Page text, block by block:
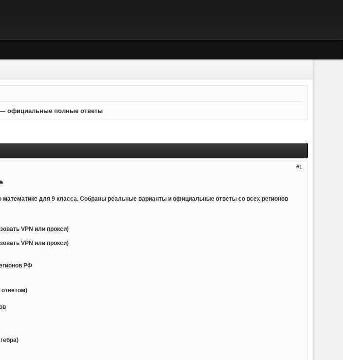
официальные полные ответы
1
для 9 класса. Собраны реальные варианты и официальные ответы со всех регионов
VPN или прокси)
VPN или прокси)
РФ
ответом)